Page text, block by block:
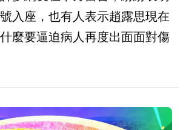
入座，也有人表示趙露思現在
麼要逼迫病人再度出面面對傷